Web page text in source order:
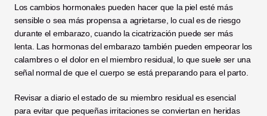
Los cambios hormonales pueden hacer que la piel esté más
sensible o sea más propensa a agrietarse, lo cual es de riesgo
durante el embarazo, cuando la cicatrización puede ser más
lenta. Las hormonas del embarazo también pueden empeorar los
calambres o el dolor en el miembro residual, lo que suele ser una
señal normal de que el cuerpo se está preparando para el parto.
Revisar a diario el estado de su miembro residual es esencial
para evitar que pequeñas irritaciones se conviertan en heridas